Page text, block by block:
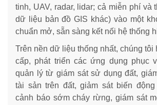
tinh, UAV, radar, lidar; cả miễn phí và
dữ liệu bản đồ GIS khác) vào một
chuẩn mở, sẵn sàng kết nối hệ thống
Trên nền dữ liệu thống nhất, chúng tôi
cấp, phát triển các ứng dụng phục
quản lý từ giám sát sử dụng đất,
tài sản trên đất, giảm sát biến
cảnh báo sớm cháy rừng, giám sát